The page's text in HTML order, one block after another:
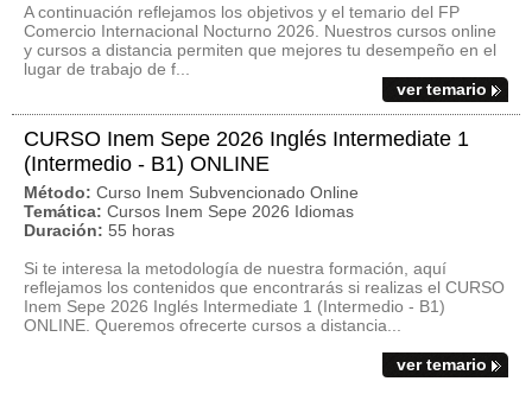
A continuación reflejamos los objetivos y el temario del FP
Comercio Internacional Nocturno 2026. Nuestros cursos online
y cursos a distancia permiten que mejores tu desempeño en el
lugar de trabajo de f...
ver temario
CURSO Inem Sepe 2026 Inglés Intermediate 1
(Intermedio - B1) ONLINE
Método: Curso Inem Subvencionado Online
Temática: Cursos Inem Sepe 2026 Idiomas
Duración: 55 horas
Si te interesa la metodología de nuestra formación, aquí
reflejamos los contenidos que encontrarás si realizas el CURSO
Inem Sepe 2026 Inglés Intermediate 1 (Intermedio - B1)
ONLINE. Queremos ofrecerte cursos a distancia...
ver temario